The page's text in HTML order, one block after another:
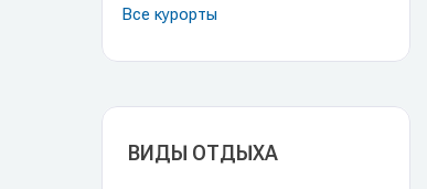
Все курорты
ВИДЫ ОТДЫХА